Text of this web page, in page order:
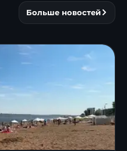
Больше новостей